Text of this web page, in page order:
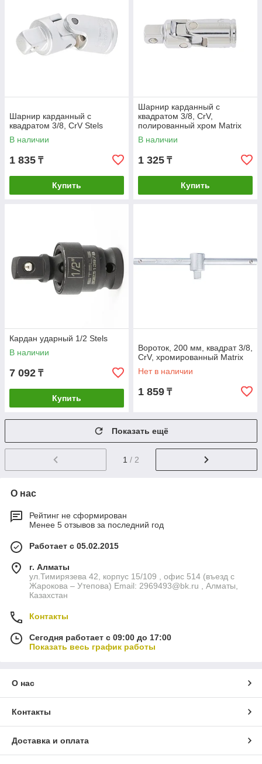
Шарнир карданный с
квадратом 3/8, CrV Stels
В наличии
1 835 ₸
Купить
Шарнир карданный с
квадратом 3/8, CrV,
полированный хром Matrix
В наличии
1 325 ₸
Купить
Кардан ударный 1/2 Stels
В наличии
7 092 ₸
Купить
Вороток, 200 мм, квадрат 3/8,
CrV, хромированный Matrix
Нет в наличии
1 859 ₸
Показать ещё
1 / 2
О нас
Рейтинг не сформирован
Менее 5 отзывов за последний год
Работает с 05.02.2015
г. Алматы
ул.Тимирязева 42, корпус 15/109 , офис 514 (въезд с
Жарокова – Утепова) Email: 2969493@bk.ru , Алматы,
Казахстан
Контакты
Сегодня работает с 09:00 до 17:00
Показать весь график работы
О нас
Контакты
Доставка и оплата